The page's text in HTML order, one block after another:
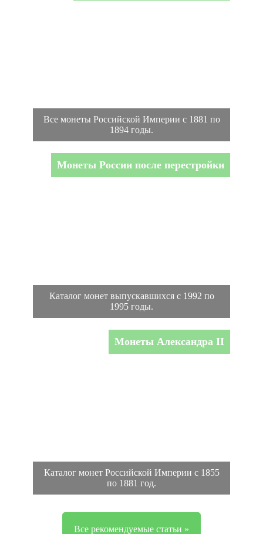
Все монеты Российской Империи с 1881 по
1894 годы.
Монеты России после перестройки
Каталог монет выпускавшихся с 1992 по
1995 годы.
Монеты Александра II
Каталог монет Российской Империи с 1855
по 1881 год.
Все рекомендуемые статьи »